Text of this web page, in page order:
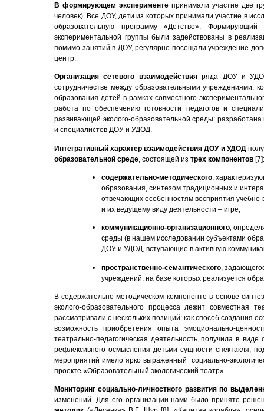
В формирующем эксперименте принимали участие две
человек). Все ДОУ, дети из которых принимали участие в
образовательную программу «Детство».
экспериментальной группы были задействованы в
помимо занятий в ДОУ, регулярно посещали учреждение
центр.
Организация сетевого взаимодействияряда ДОУ и УДОД
сотрудничестве между образовательными учреждениями,
образования детей в рамках совместного
работа по обеспечению готовности педагогов и
развивающей эколого-образовательной среды:
и специалистов ДОУ и УДОД.
Интегративный характер взаимодействия ДОУ и УДОД
образовательной среде , состоящей из трех компонентов [7]:
содержательно-методического,
образования, синтезом традиционных и
отвечающих особенностям восприятия
и их ведущему виду деятельности – игре;
коммуникационно-организационного,
среды (в нашем исследовании субъектами
ДОУ и УДОД, вступающие в активную
пространственно-семантического ,
учреждений, на базе которых реализуется
В содержательно-методическом компоненте в основе
эколого-образовательного процесса лежит совместная
рассматривали с нескольких позиций: как способ создания
возможность приобретения опыта эмоционально-
театрально-педагогическая деятельность получила в
рефлексивного осмысления детьми сущности спектакля,
мероприятий имело ярко выраженный социально-
проекте «Образовательный экологический театр».
Мониторинг социально-личностного развития по
изменений. Для его организации нами было принято